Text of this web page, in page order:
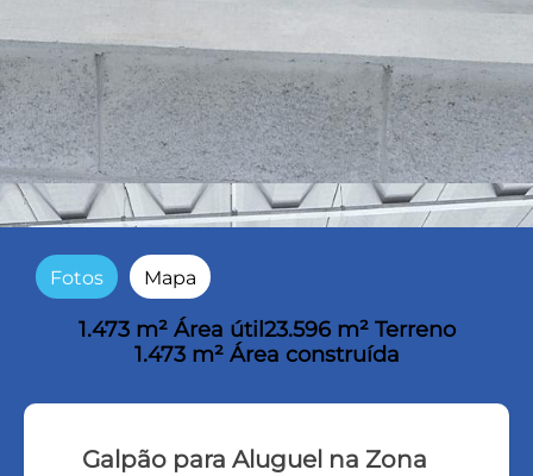
Fotos Mapa
1.473 m² Área útil23.596 m² Terreno
1.473 m² Área construída
Galpão para Aluguel na Zona